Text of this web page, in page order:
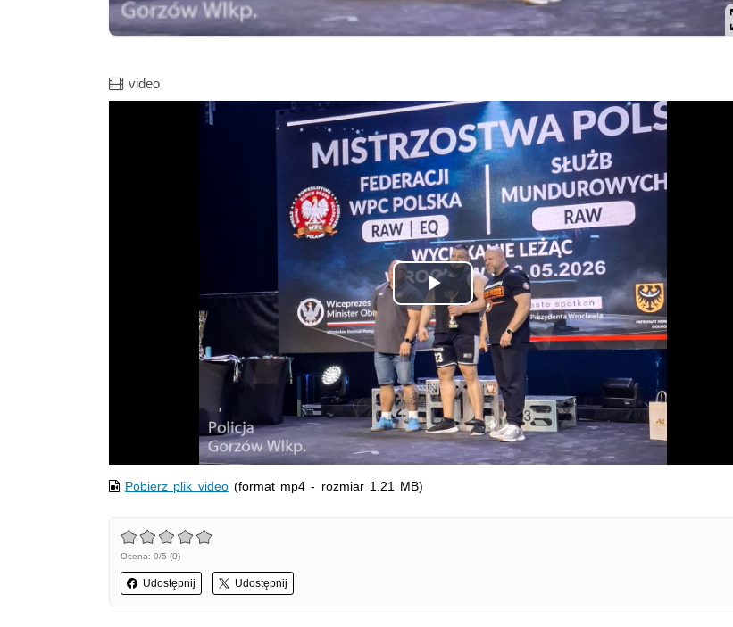
Film
video
Odtwórz
wideo
Pobierz plik video(format mp4 - rozmiar 1.21 MB)
Ocena: 0/5 (0)
Udostępnij Udostępnij